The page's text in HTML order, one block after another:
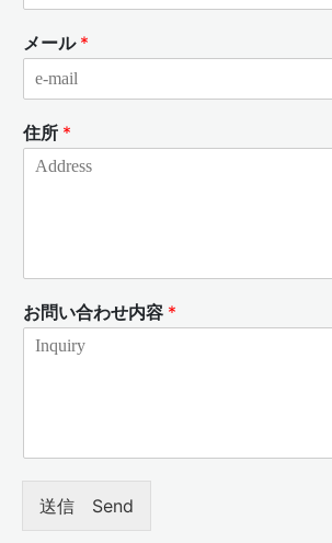
メール *
住所 *
お問い合わせ内容 *
送信 Send